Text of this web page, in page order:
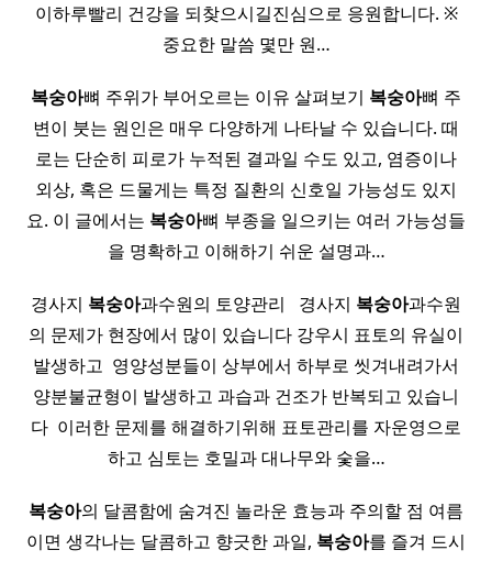
이하루빨리 건강을 되찾으시길진심으로 응원합니다. ※
중요한 말씀 몇만 원…
복숭아뼈 주위가 부어오르는 이유 살펴보기 복숭아뼈 주
변이 붓는 원인은 매우 다양하게 나타날 수 있습니다. 때
로는 단순히 피로가 누적된 결과일 수도 있고, 염증이나
외상, 혹은 드물게는 특정 질환의 신호일 가능성도 있지
요. 이 글에서는 복숭아뼈 부종을 일으키는 여러 가능성들
을 명확하고 이해하기 쉬운 설명과…
경사지 복숭아과수원의 토양관리​ ​ ​ 경사지 복숭아과수원
의 문제가 현장에서 많이 있습니다 강우시 표토의 유실이
발생하고 ​ 영양성분들이 상부에서 하부로 씻겨내려가서
양분불균형이 발생하고 과습과 건조가 반복되고 있습니
다 ​ 이러한 문제를 해결하기위해​ 표토관리를 자운영으로
하고 심토는 호밀과 대나무와 숯을…
복숭아의 달콤함에 숨겨진 놀라운 효능과 주의할 점 여름
이면 생각나는 달콤하고 향긋한 과일, 복숭아를 즐겨 드시